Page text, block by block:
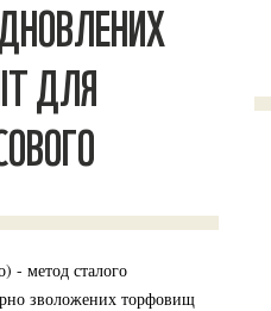
ДЛЯ
- метод сталого
зволожених торфовищ